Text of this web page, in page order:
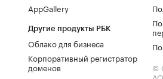
AppGallery
Другие продукты РБК
Облако для бизнеса
Корпоративный регистратор
доменов
©